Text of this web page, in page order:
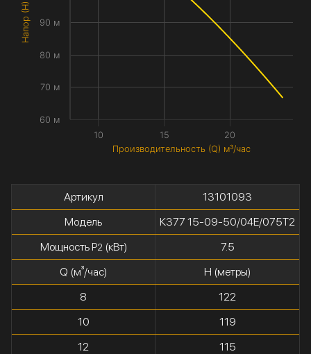
Производительность (Q) м³/час
10 15 20
60 м
70 м
80 м
90 м
Артикул
13101093
Модель
К377 15-09-50/04Е/075Т2
Мощность P2(кВт)
7.5
Q (м³/час)
H (метры)
8
122
10
119
12
115